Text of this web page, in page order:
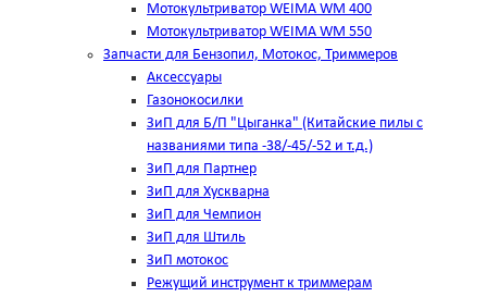
Мотокультриватор WEIMA WM 400
Мотокультриватор WEIMA WM 550
Запчасти для Бензопил, Мотокос, Триммеров
Аксессуары
Газонокосилки
ЗиП для Б/П "Цыганка" (Китайские пилы с
названиями типа -38/-45/-52 и т.д.)
ЗиП для Партнер
ЗиП для Хускварна
ЗиП для Чемпион
ЗиП для Штиль
ЗиП мотокос
Режущий инструмент к триммерам